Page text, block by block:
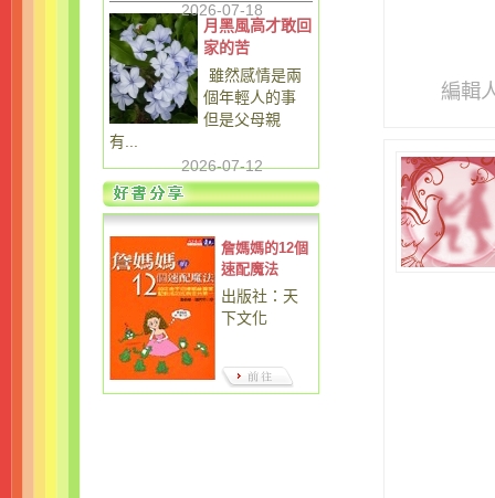
2026-07-18
月黑風高才敢回
家的苦
雖然感情是兩
個年輕人的事
但是父母親
有...
2026-07-12
詹媽媽的12個
速配魔法
出版社：天
下文化
編輯